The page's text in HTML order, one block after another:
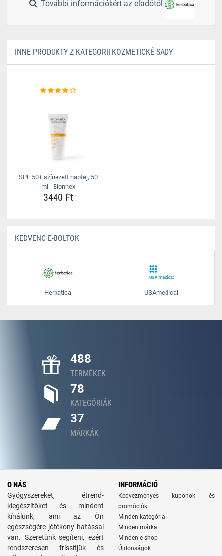
További információkért az eladótól
INNE PRODUKTY Z KATEGORII KOZMETICKÉ SADY
SPF 50+ színezett naptej, 50
ml - Bionnex
3440 Ft
KEDVENC E-BOLTOK
Herbatica USAmedical
488
TERMÉKEK
78
KATEGÓRIÁK
37
MÁRKÁK
O NÁS
Gyógyszereket, étrend-
kiegészítőket és mindent
kínálunk, ami az Ön
egészségére jótékony hatással
van. Szeretünk segíteni, ezért
rendszeresen frissítjük és
INFORMÁCIÓ
Kedvezményes kuponok és
promóciók
Minden kategória
Minden márka
Minden e-shop
Újdonságok